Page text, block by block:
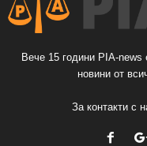
Вече 15 години PIA-news
новини от
За контакти с